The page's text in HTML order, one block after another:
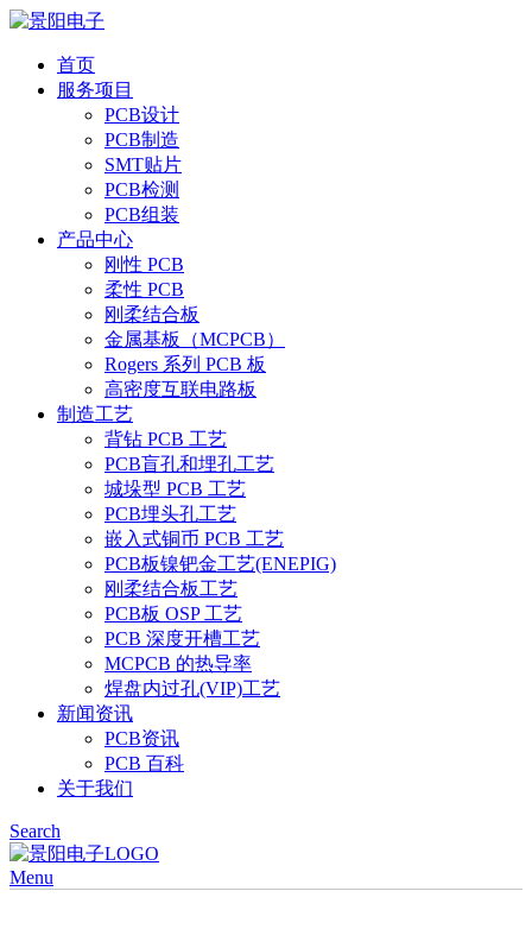
首页
服务项目
PCB设计
PCB制造
SMT贴片
PCB检测
PCB组装
产品中心
刚性 PCB
柔性 PCB
刚柔结合板
金属基板（MCPCB）
Rogers 系列 PCB 板
高密度互联电路板
制造工艺
背钻 PCB 工艺
PCB盲孔和埋孔工艺
城垛型 PCB 工艺
PCB埋头孔工艺
嵌入式铜币 PCB 工艺
PCB板镍钯金工艺(ENEPIG)
刚柔结合板工艺
PCB板 OSP 工艺
PCB 深度开槽工艺
MCPCB 的热导率
焊盘内过孔(VIP)工艺
新闻资讯
PCB资讯
PCB 百科
关于我们
Search
Menu